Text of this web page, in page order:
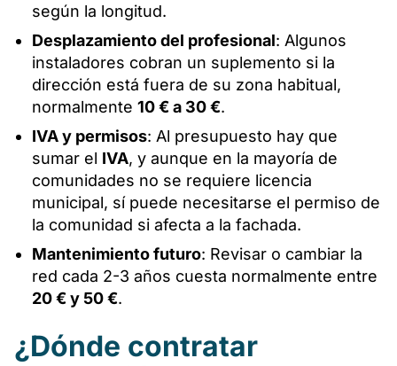
según la longitud.
Desplazamiento del profesional: Algunos
instaladores cobran un suplemento si la
dirección está fuera de su zona habitual,
normalmente 10 € a 30 €.
IVA y permisos: Al presupuesto hay que
sumar el IVA, y aunque en la mayoría de
comunidades no se requiere licencia
municipal, sí puede necesitarse el permiso de
la comunidad si afecta a la fachada.
Mantenimiento futuro: Revisar o cambiar la
red cada 2-3 años cuesta normalmente entre
20 € y 50 €.
¿Dónde contratar